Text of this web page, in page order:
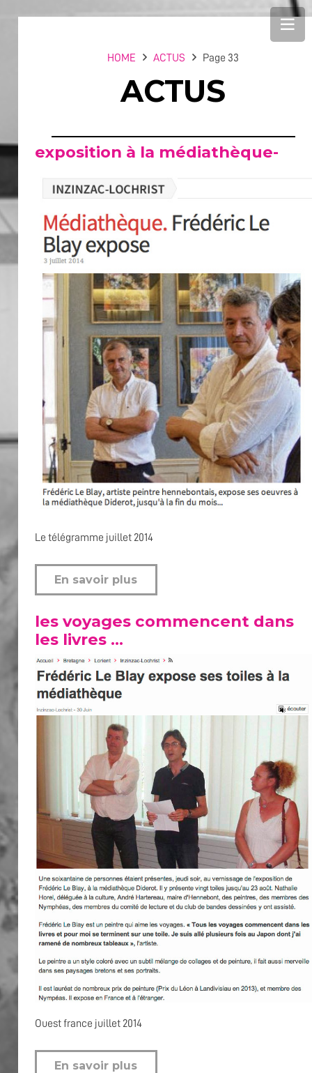
HOME ACTUS Page 33
ACTUS
exposition à la médiathèque-
Le télégramme juillet 2014
En savoir plus
les voyages commencent dans
les livres …
Ouest france juillet 2014
En savoir plus